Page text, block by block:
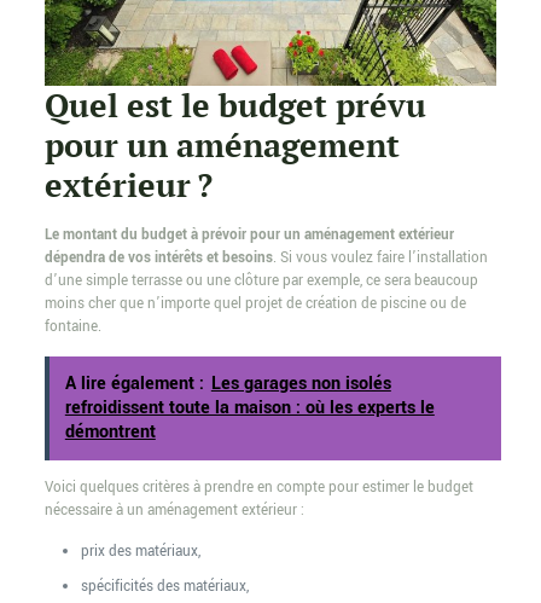
Quel est le budget prévu
pour un aménagement
extérieur ?
Le montant du budget à prévoir pour un aménagement extérieur
dépendra de vos intérêts et besoins. Si vous voulez faire l’installation
d’une simple terrasse ou une clôture par exemple, ce sera beaucoup
moins cher que n’importe quel projet de création de piscine ou de
fontaine.
A lire également : Les garages non isolés
refroidissent toute la maison : où les experts le
démontrent
Voici quelques critères à prendre en compte pour estimer le budget
nécessaire à un aménagement extérieur :
prix des matériaux,
spécificités des matériaux,